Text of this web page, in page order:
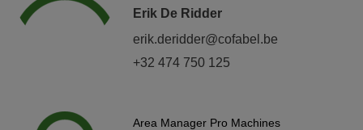
Erik De Ridder
erik.deridder@cofabel.be
+32 474 750 125
Area Manager Pro Machines